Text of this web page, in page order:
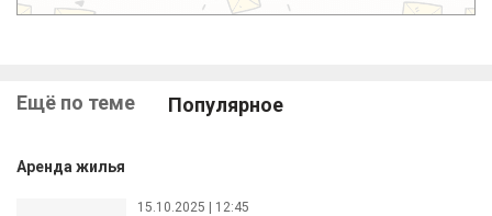
Ещё по теме Популярное
Аренда жилья
15.10.2025 | 12:45